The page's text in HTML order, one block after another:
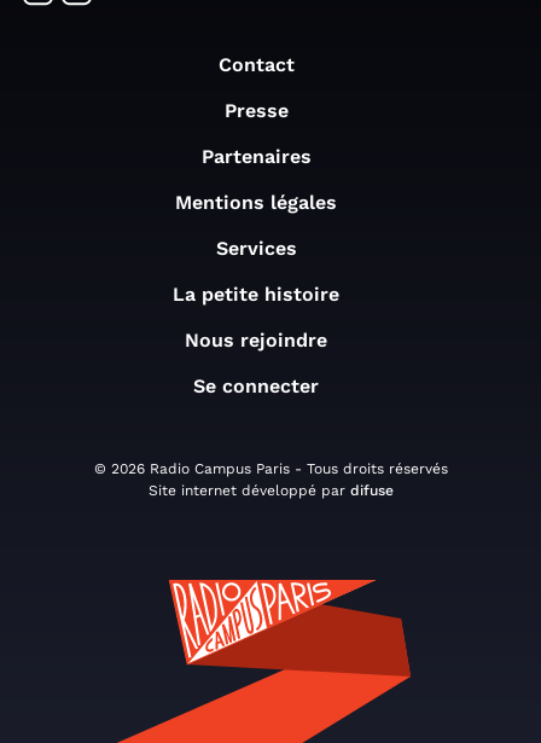
Contact
Presse
Partenaires
Mentions légales
Services
La petite histoire
Nous rejoindre
Se connecter
© 2026 Radio Campus Paris - Tous droits réservés
Site internet développé par difuse